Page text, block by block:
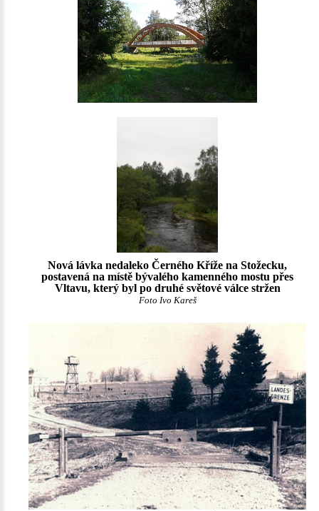
Nová lávka nedaleko Černého Kříže na Stožecku,
postavená na místě bývalého kamenného mostu přes
Vltavu, který byl po druhé světové válce stržen
Foto Ivo Kareš